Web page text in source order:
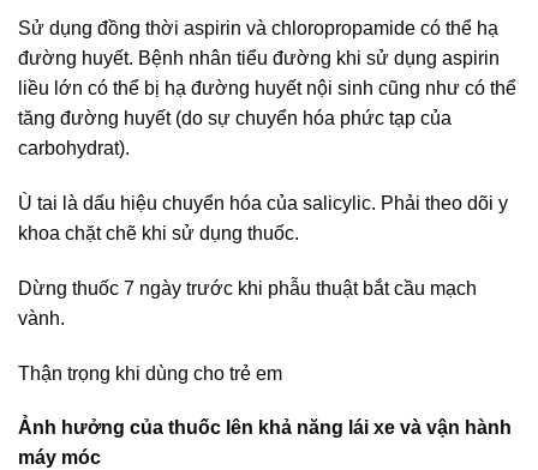
Sử dụng đồng thời aspirin và chloropropamide có thể hạ
đường huyết. Bệnh nhân tiểu đường khi sử dụng aspirin
liều lớn có thể bị hạ đường huyết nội sinh cũng như có thể
tăng đường huyết (do sự chuyển hóa phức tạp của
carbohydrat).
Ù tai là dấu hiệu chuyển hóa của salicylic. Phải theo dõi y
khoa chặt chẽ khi sử dụng thuốc.
Dừng thuốc 7 ngày trước khi phẫu thuật bắt cầu mạch
vành.
Thận trọng khi dùng cho trẻ em
Ảnh hưởng của thuốc lên khả năng lái xe và vận hành
máy móc